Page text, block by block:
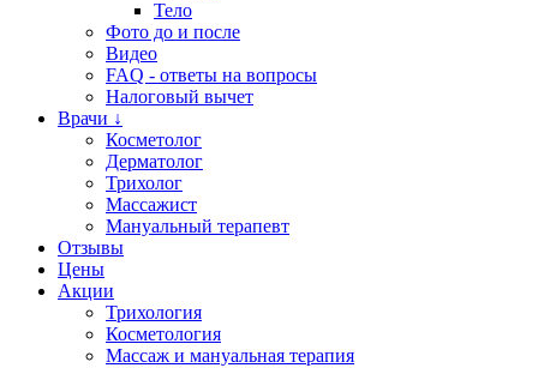
Тело
Фото до и после
Видео
FAQ - ответы на вопросы
Налоговый вычет
Врачи ↓
Косметолог
Дерматолог
Трихолог
Массажист
Мануальный терапевт
Отзывы
Цены
Акции
Трихология
Косметология
Массаж и мануальная терапия